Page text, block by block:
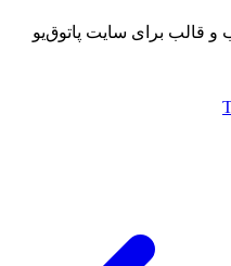
و قالب برای سایت پاتوق‌یو